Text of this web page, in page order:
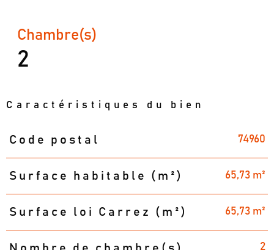
Chambre(s)
2
Caractéristiques du bien
Caractéristiques Valeurs
Code postal 74960
Surface habitable (m²) 65,73 m²
Surface loi Carrez (m²) 65,73 m²
2